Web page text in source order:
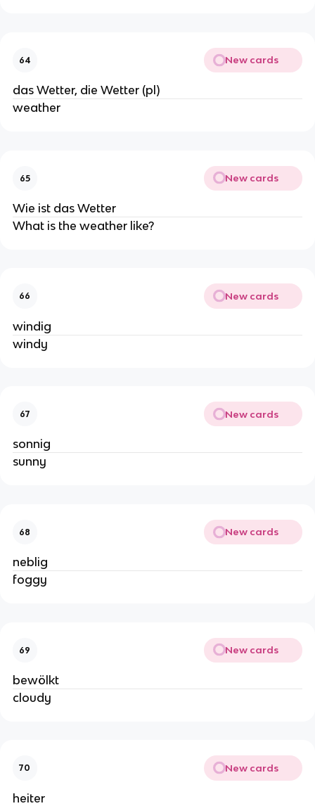
64 New cards
das Wetter, die Wetter (pl)
weather
65 New cards
Wie ist das Wetter
What is the weather like?
66 New cards
windig
windy
67 New cards
sonnig
sunny
68 New cards
neblig
foggy
69 New cards
bewölkt
cloudy
70 New cards
heiter